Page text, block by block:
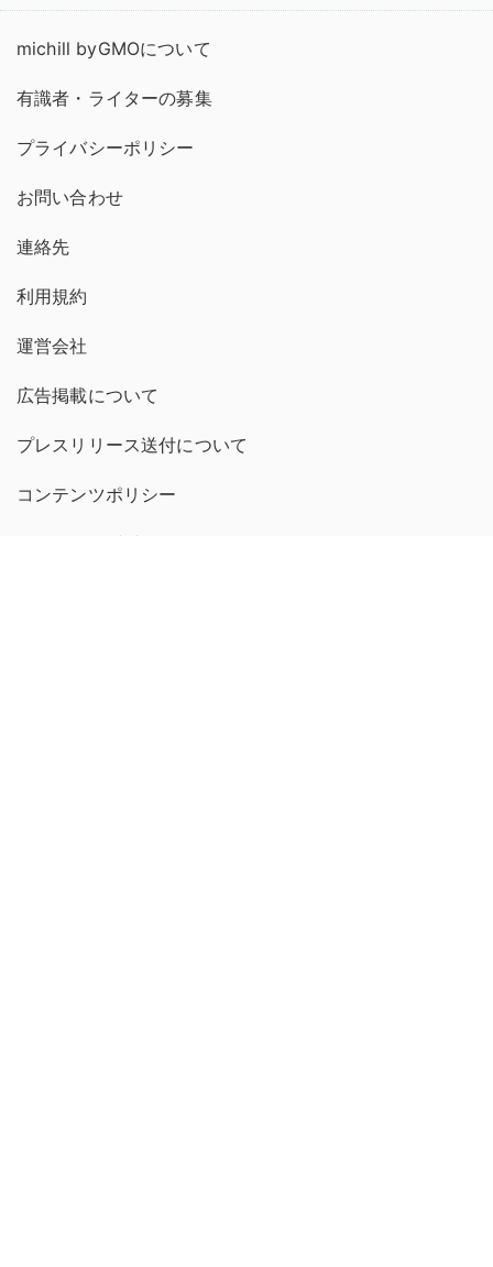
michill byGMOについて
有識者・ライターの募集
プライバシーポリシー
お問い合わせ
連絡先
利用規約
運営会社
広告掲載について
プレスリリース送付について
コンテンツポリシー